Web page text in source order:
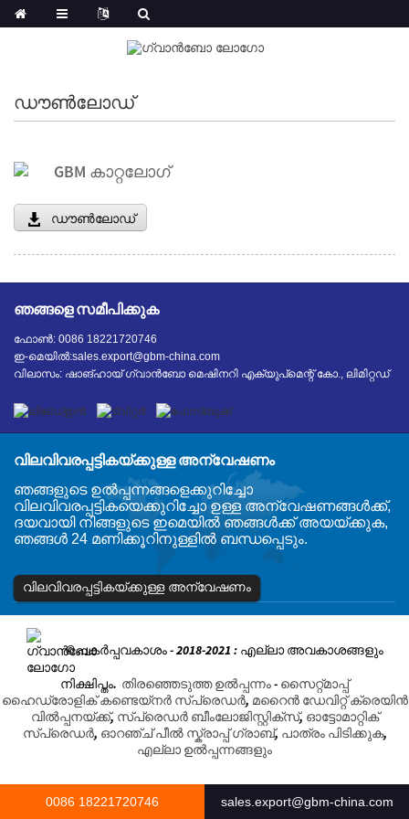
ഡൗൺലോഡ്
GBM കാറ്റലോഗ്
ഡൗൺലോഡ്
ഞങ്ങളെ സമീപിക്കുക
ഫോൺ: 0086 18221720746
ഇ-മെയിൽ:sales.export@gbm-china.com
വിലാസം: ഷാങ്ഹായ് ഗ്വാൻബോ മെഷിനറി എക്യുപ്‌മെന്റ് കോ., ലിമിറ്റഡ്
വിലവിവരപ്പട്ടികയ്ക്കുള്ള അന്വേഷണം
ഞങ്ങളുടെ ഉൽപ്പന്നങ്ങളെക്കുറിച്ചോ
വിലവിവരപ്പട്ടികയെക്കുറിച്ചോ ഉള്ള അന്വേഷണങ്ങൾക്ക്,
ദയവായി നിങ്ങളുടെ ഇമെയിൽ ഞങ്ങൾക്ക് അയയ്ക്കുക,
ഞങ്ങൾ 24 മണിക്കൂറിനുള്ളിൽ ബന്ധപ്പെടും.
വിലവിവരപ്പട്ടികയ്ക്കുള്ള അന്വേഷണം
© പകർപ്പവകാശം - 2018-2021 : എല്ലാ അവകാശങ്ങളും
നിക്ഷിപ്തം. തിരഞ്ഞെടുത്ത ഉൽപ്പന്നം- സൈറ്റ്മാപ്പ്
ഹൈഡ്രോളിക് കണ്ടെയ്നർ സ്പ്രെഡർ, മറൈൻ ഡേവിറ്റ് ക്രെയിൻ
വിൽപ്പനയ്ക്ക്, സ്പ്രെഡർ ബീംലോജിസ്റ്റിക്സ്, ഓട്ടോമാറ്റിക്
സ്പ്രെഡർ, ഓറഞ്ച് പീൽ സ്ക്രാപ്പ് ഗ്രാബ്, പാത്രം പിടിക്കുക,
എല്ലാ ഉൽപ്പന്നങ്ങളും
0086 18221720746 sales.export@gbm-china.com